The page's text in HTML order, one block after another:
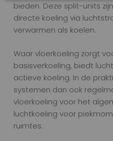
bieden. Deze split-units
directe koeling via
verwarmen als koelen.
Waar vloerkoeling zorgt
basisverkoeling, biedt
actieve koeling. In de
systemen dan ook
vloerkoeling voor het
luchtkoeling voor
ruimtes.